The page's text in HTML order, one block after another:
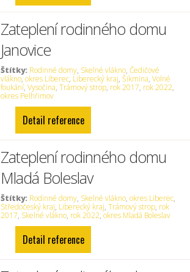
Zateplení rodinného domu
Janovice
Štítky: Rodinné domy, Skelné vlákno,Čedičové
vlákno,okres Liberec, Liberecký kraj,Šikmina,Volné
foukání,Vysočina,Trámový strop, rok 2017, rok 2022,
okres Pelhřimov
Detail reference
Zateplení rodinného domu
Mladá Boleslav
Štítky: Rodinné domy, Skelné vlákno,okres Liberec,
Středočeský kraj, Liberecký kraj,Trámový strop, rok
2017, Skelné vlákno, rok 2022,okres Mladá Boleslav
Detail reference